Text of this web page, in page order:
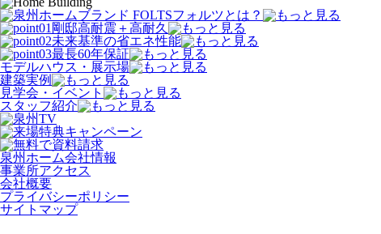
フォルツとは？
剛邸高耐震＋高耐久
未来基準の省エネ性能
最長60年保証
モデルハウス・展示場
建築実例
見学会・イベント
スタッフ紹介
泉州ホーム会社情報
事業所アクセス
会社概要
プライバシーポリシー
サイトマップ